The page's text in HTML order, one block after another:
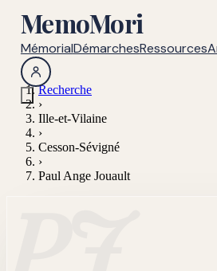
MemoMori
MémorialDémarchesRessources
Recherche
›
Ille-et-Vilaine
›
Cesson-Sévigné
›
Paul Ange Jouault